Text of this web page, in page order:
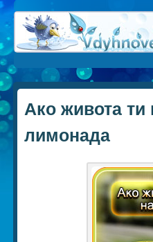
Ако живота
лимонада